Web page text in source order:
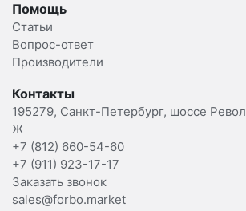
Помощь
Статьи
Вопрос-ответ
Производители
Контакты
195279, Санкт-Петербург, шоссе
Ж
+7 (812) 660-54-60
+7 (911) 923-17-17
Заказать звонок
sales@forbo.market